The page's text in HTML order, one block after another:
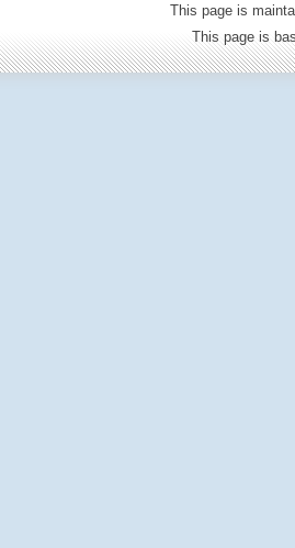
This page is
This page is